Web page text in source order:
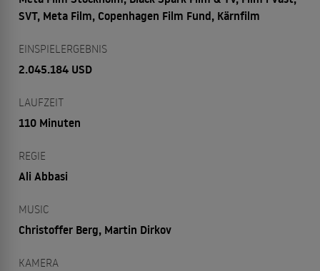
SVT, Meta Film, Copenhagen Film Fund, Kärnfilm
EINSPIELERGEBNIS
2.045.184 USD
LAUFZEIT
110 Minuten
REGIE
Ali Abbasi
MUSIC
Christoffer Berg, Martin Dirkov
KAMERA